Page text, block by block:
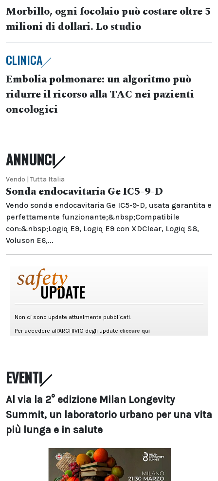
Morbillo, ogni focolaio può costare oltre 5
milioni di dollari. Lo studio
CLINICA
Embolia polmonare: un algoritmo può
ridurre il ricorso alla TAC nei pazienti
oncologici
ANNUNCI
Vendo | Tutta Italia
Sonda endocavitaria Ge IC5-9-D
Vendo sonda endocavitaria Ge IC5-9-D, usata garantita e
perfettamente funzionante;&nbsp;Compatibile
con:&nbsp;Logiq E9, Logiq E9 con XDClear, Logiq S8,
Voluson E6,...
EVENTI
Al via la 2° edizione Milan Longevity
Summit, un laboratorio urbano per una vita
più lunga e in salute